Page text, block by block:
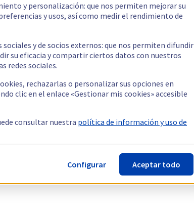
y personalización: que nos permiten mejorar su
y usos, así como medir el rendimiento de
sociales y de socios externos: que nos permiten difundir
su eficacia y compartir ciertos datos con nuestros
redes sociales.
rechazarlas o personalizar sus opciones en
clic en el enlace «Gestionar mis cookies» accesible
consultar nuestra política de información y uso de
Configurar Aceptar todo